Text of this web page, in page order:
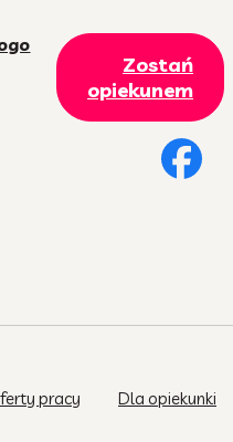
Zostań
opiekunem
pracy Dla opiekunki